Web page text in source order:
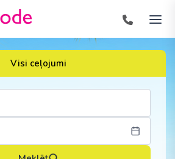
Visi ceļojumi